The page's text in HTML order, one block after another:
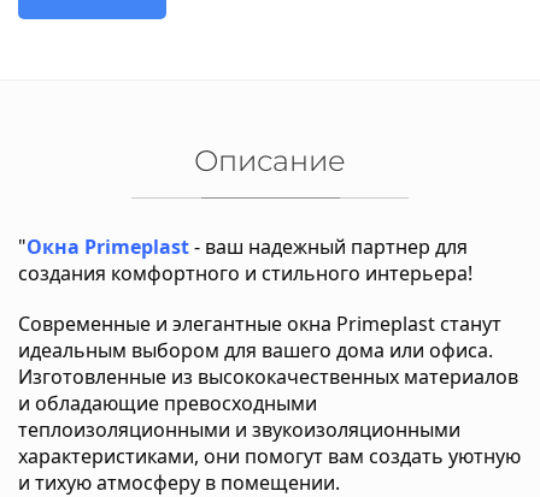
Описание
"Окна Primeplast- ваш надежный партнер для
создания комфортного и стильного интерьера!
Современные и элегантные окна Primeplast станут
идеальным выбором для вашего дома или офиса.
Изготовленные из высококачественных материалов
и обладающие превосходными
теплоизоляционными и звукоизоляционными
характеристиками, они помогут вам создать уютную
и тихую атмосферу в помещении.